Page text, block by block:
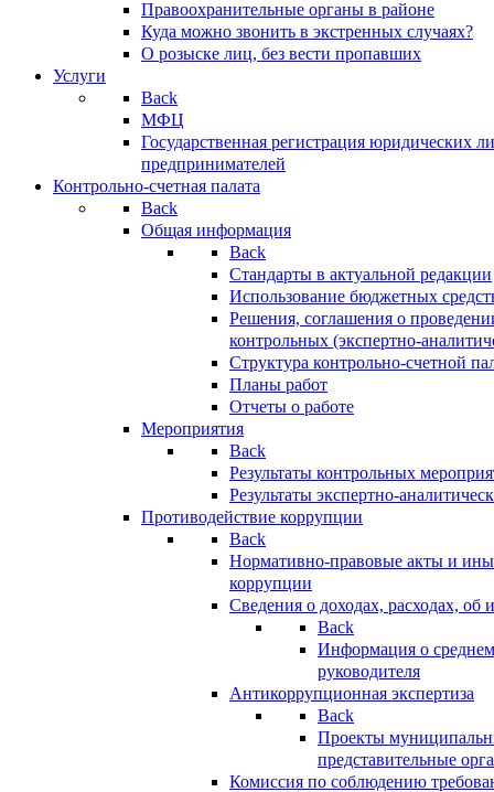
Правоохранительные органы в районе
Куда можно звонить в экстренных случаях?
О розыске лиц, без вести пропавших
Услуги
Back
МФЦ
Государственная регистрация юридических
предпринимателей
Контрольно-счетная палата
Back
Общая информация
Back
Стандарты в актуальной редакции
Использование бюджетных
Решения, соглашения о
контрольных (экспертно-
Структура контрольно-счетной
Планы работ
Отчеты о работе
Мероприятия
Back
Результаты контрольных
Результаты экспертно-
Противодействие коррупции
Back
Нормативно-правовые акты и
коррупции
Сведения о доходах, расходах, об
Back
Информация о
руководителя
Антикоррупционная экспертиза
Back
Проекты
представительные
Комиссия по соблюдению